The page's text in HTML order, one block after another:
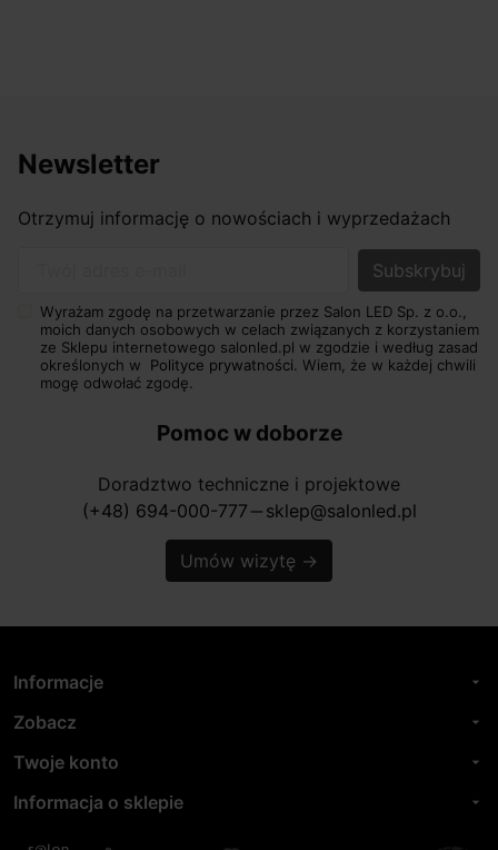
Newsletter
Otrzymuj informację o nowościach i wyprzedażach
Wyrażam zgodę na przetwarzanie przez Salon LED Sp. z o.o.,
moich danych osobowych w celach związanych z korzystaniem
ze Sklepu internetowego salonled.pl w zgodzie i według zasad
określonych w Polityce prywatności. Wiem, że w każdej chwili
mogę odwołać zgodę.
Pomoc w doborze
Doradztwo techniczne i projektowe
(+48) 694-000-777 horizontal_rule sklep@salonled.pl
Umów wizytę →
Informacje arrow_drop_down
Zobacz arrow_drop_down
Twoje konto arrow_drop_down
Informacja o sklepie arrow_drop_down